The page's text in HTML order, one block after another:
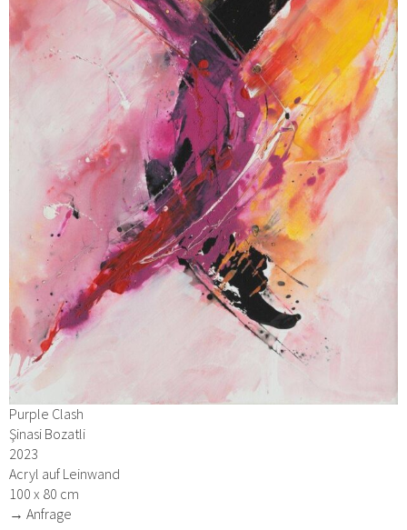
Purple Clash
Şinasi Bozatli
2023
Acryl auf Leinwand
100 x 80 cm
→ Anfrage